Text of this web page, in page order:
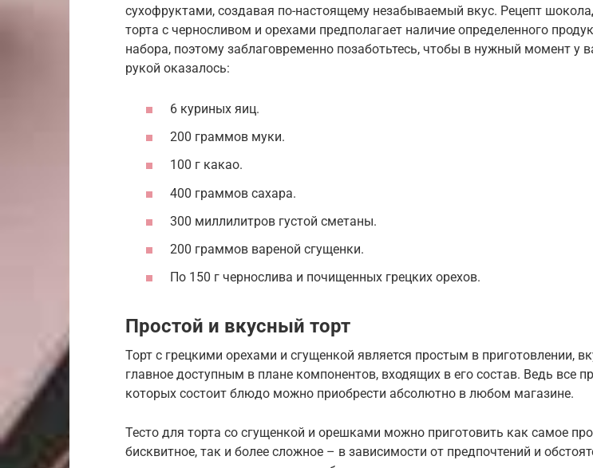
сухофруктами, создавая по-настоящему незабываемый вкус. Рецепт
торта с черносливом и орехами предполагает наличие определенного
набора, поэтому заблаговременно позаботьтесь, чтобы в нужный момент у
рукой оказалось:
6 куриных яиц.
200 граммов муки.
100 г какао.
400 граммов сахара.
300 миллилитров густой сметаны.
200 граммов вареной сгущенки.
По 150 г чернослива и почищенных грецких орехов.
Простой и вкусный торт
Торт с грецкими орехами и сгущенкой является простым в приготовлении,
главное доступным в плане компонентов, входящих в его состав. Ведь все
которых состоит блюдо можно приобрести абсолютно в любом магазине.
Тесто для торта со сгущенкой и орешками можно приготовить как самое
бисквитное, так и более сложное – в зависимости от предпочтений и